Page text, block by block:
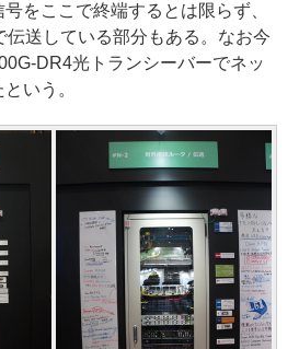
をここで終端するとは限らず、
伝送している部分もある。なお今
DR4光トランシーバーでネッ
いう。